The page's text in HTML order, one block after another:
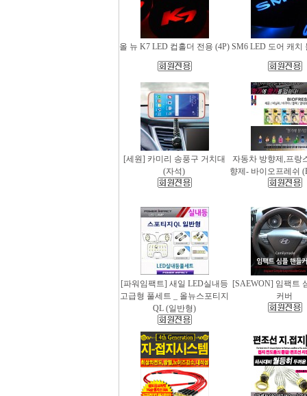
올 뉴 K7 LED 컵홀더 전용 (4P) SM6 LED 도어 캐치
[세원] 카미리 송풍구 거치대
(자석)
자동차 방향제,프랑
향제- 바이오프레쉬
[파워임팩트] 새일 LED실내등
고급형 풀세트 _ 올뉴스포티지
QL (일반형)
[SAEWON] 임팩트
커버